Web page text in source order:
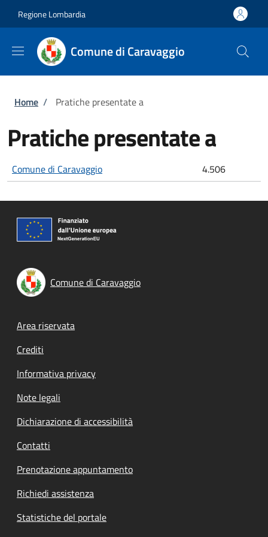
Regione Lombardia
Comune di Caravaggio
Briciole di pane
Home / Pratiche presentate a
Pratiche presentate a
Comune di Caravaggio 4.506
Comune di Caravaggio
Footer menu
Area riservata
Crediti
Informativa privacy
Note legali
Dichiarazione di accessibilità
Contatti
Prenotazione appuntamento
Richiedi assistenza
Statistiche del portale